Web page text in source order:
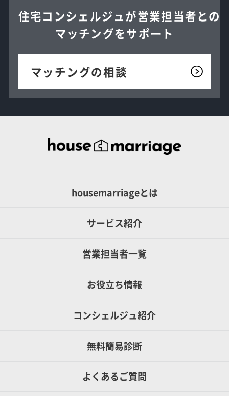
住宅コンシェルジュが営業担当者との
マッチングをサポート
マッチングの相談
housemarriageとは
サービス紹介
営業担当者一覧
お役立ち情報
コンシェルジュ紹介
無料簡易診断
よくあるご質問